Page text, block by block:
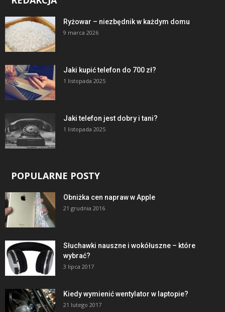
Ryżowar – niezbędnik w każdym domu
9 marca 2026
Jaki kupić telefon do 700 zł?
1 listopada 2025
Jaki telefon jest dobry i tani?
1 listopada 2025
POPULARNE POSTY
Obniżka cen napraw w Apple
21 grudnia 2016
Słuchawki nauszne i wokółuszne – które
wybrać?
3 lipca 2017
Kiedy wymienić wentylator w laptopie?
21 lutego 2017